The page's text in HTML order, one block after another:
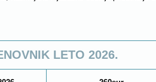
LETO 2026.